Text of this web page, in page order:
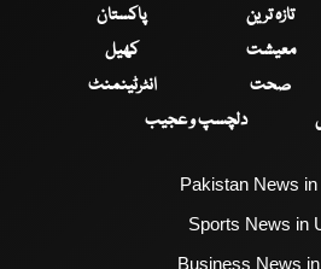
تازہ ترین
پاکستان
معیشت
کھیل
صحت
انٹرٹینمنٹ
دلچسپ و عجیب
Pakistan News
Sports News in
Business News